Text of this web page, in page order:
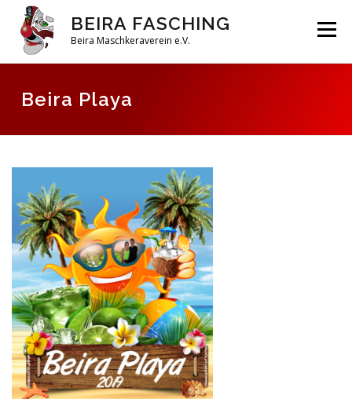
Inhalt
springen
BEIRA FASCHING
Beira Maschkeraverein e.V.
Menü
DAHOAM
Beira Playa